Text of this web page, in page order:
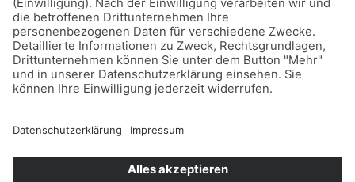
Buxtehude
Karriere Downloads
Schlichtungsstelle
Vertrag kündigen
Sitemap